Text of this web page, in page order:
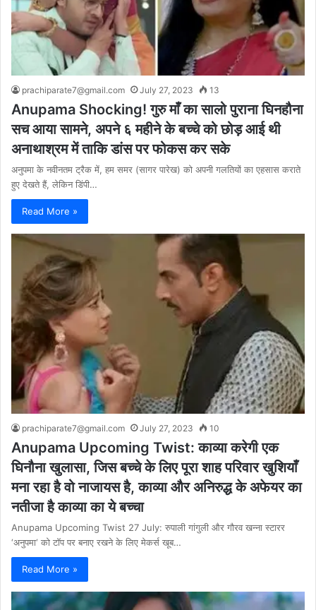
prachiparate7@gmail.com July 27, 2023 13
Anupama Shocking! गुरु माँ का सालो पुराना घिनहौना
सच आया सामने, अपने ६ महीने के बच्चे को छोड़ आई थी
अनाथाश्रम में ताकि डांस पर फोकस कर सके
अनुपमा के नवीनतम ट्रैक में, हम समर (सागर पारेख) को अपनी गलतियों का एहसास कराते
हुए देखते हैं, लेकिन डिंपी…
Read More »
prachiparate7@gmail.com July 27, 2023 10
Anupama Upcoming Twist: काव्या करेगी एक
घिनौना खुलासा, जिस बच्चे के लिए पूरा शाह परिवार खुशियाँ
मना रहा है वो नाजायस है, काव्या और अनिरुद्ध के अफेयर का
नतीजा है काव्या का ये बच्चा
Anupama Upcoming Twist 27 July: रुपाली गांगुली और गौरव खन्ना स्टारर
‘अनुपमा‘ को टॉप पर बनाए रखने के लिए मेकर्स खूब…
Read More »